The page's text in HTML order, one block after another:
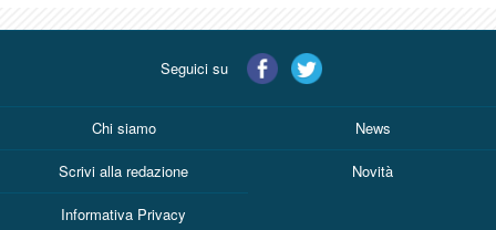
Seguici su
Chi siamo News
Scrivi alla redazione Novità
Informativa Privacy